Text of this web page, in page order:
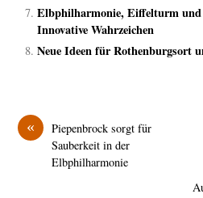
Elbphilharmonie, Eiffelturm und
Innovative Wahrzeichen
Neue Ideen für Rothenburgsort
«
Piepenbrock sorgt für
Sauberkeit in der
Elbphilharmonie